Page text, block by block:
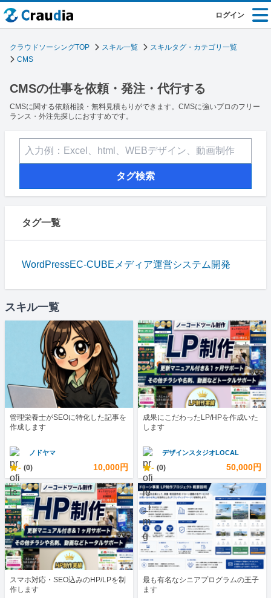
ログイン
クラウドソーシングTOP スキル一覧
スキルタグ・カテゴリ一覧
CMS
CMSの仕事を依頼・発注・代行する
CMSに関する依頼相談・無料見積もりができます。CMSに強いプロのフリー
ランス・外注先探しにおすすめです。
タグ検索
タグ一覧
WordPressEC-CUBE メディア運営システム開発
スキル一覧
管理栄養士がSEOに特化した記事を
作成します
ノドヤマ
- (0) 10,000円
成果にこだわったLP/HPを作成いた
します
デザインスタジオLOCAL
- (0) 50,000円
スマホ対応・SEO込みのHP/LPを制
作します
最も有名なシニアプログラムの王子
ます